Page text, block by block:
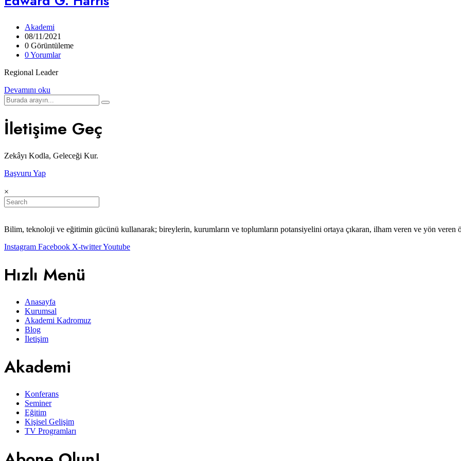
Akademi
08/11/2021
0 Görüntüleme
0 Yorumlar
Regional Leader
Devamını oku
İletişime Geç
Zekâyı Kodla, Geleceği Kur.
Başvuru Yap
×
Bilim, teknoloji ve eğitimin gücünü kullanarak; bireylerin, kurumların ve toplumların potansiyelini ortaya çıkaran, ilham veren ve yön veren
Instagram Facebook X-twitterYoutube
Hızlı Menü
Anasayfa
Kurumsal
Akademi Kadromuz
Blog
İletişim
Akademi
Konferans
Seminer
Eğitim
Kişisel Gelişim
TV Programları